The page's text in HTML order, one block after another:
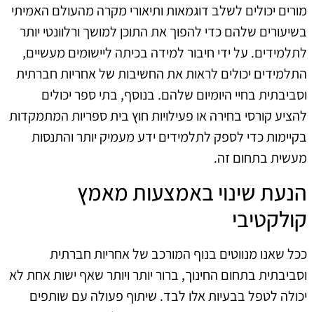
מורים יכולים לשלב דוגמאות ותיאורי מקרה מהעולם האמיתי
בשיעורים שלהם כדי להפוך את התוכן למושך ורלוונטי יותר
לתלמידים. על ידי חיבור למידה בכיתה ליישומים מעשיים,
התלמידים יכולים לראות את החשיבות של אחריות חברתית
וסביבתית בחיי היומיום שלהם. בנוסף, בתי ספר יכולים
להציע קורסי בחירה או פעילויות חוץ בית ספריות המתמקדות
בקיימות כדי לספק לתלמידים ידע מעמיק יותר והתנסות
מעשית בתחום זה.
הנעת שינוי באמצעות מאמץ
קולקטיבי
ככל שאנו מנווטים בנוף המורכב של אחריות חברתית
וסביבתית בתחום החינוך, ברור יותר ויותר שאף ישות אחת לא
יכולה לטפל בבעיות אלו לבד. שיתוף פעולה עם שותפים